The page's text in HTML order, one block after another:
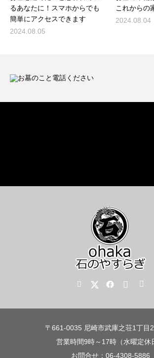
るあなたに！スマホからでも
簡単にアクセスできます
2024.08.05
これからの
2024.08.04
〒661-0035 尼崎市武庫之荘1丁目
営業時間9時～17時（水曜定休
お問合せ：06-4308-5886